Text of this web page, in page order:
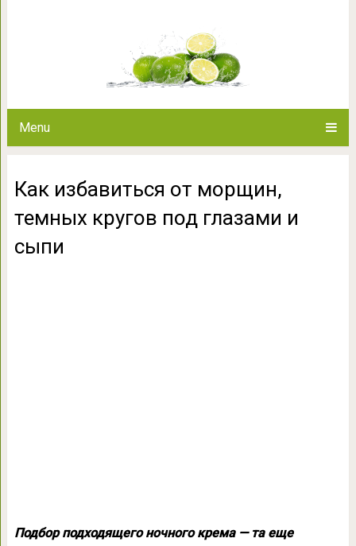
Menu
Как избавиться от морщин,
темных кругов под глазами и
сыпи
Подбор подходящегоночного крема— та еще